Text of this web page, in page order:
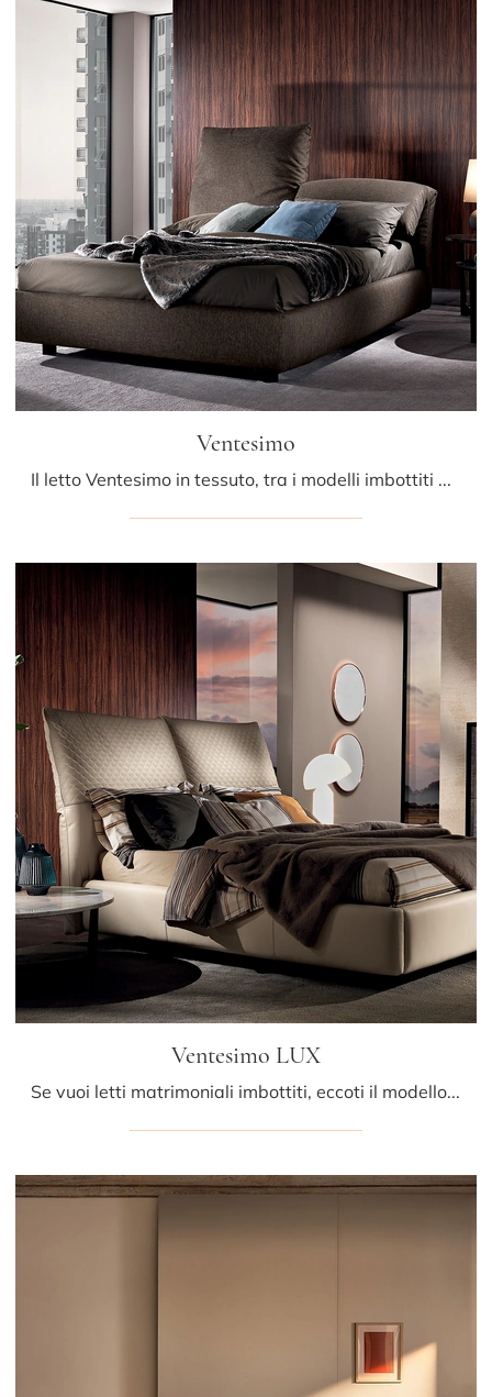
Ventesimo
Il letto Ventesimo in tessuto, tra i modelli imbottiti matrimoniali design di Albani, è perfetto per garantirti il relax totale.
Ventesimo LUX
Se vuoi letti matrimoniali imbottiti, eccoti il modello Ventesimo LUX in pelle per arricchire la camera da letto.